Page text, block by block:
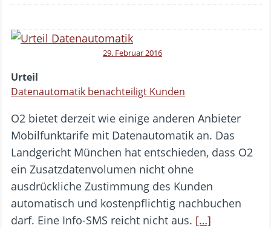
29. Februar 2016
Urteil
Datenautomatik benachteiligt Kunden
O2 bietet derzeit wie einige anderen Anbieter
Mobilfunktarife mit Datenautomatik an. Das
Landgericht München hat entschieden, dass O2
ein Zusatzdatenvolumen nicht ohne
ausdrückliche Zustimmung des Kunden
automatisch und kostenpflichtig nachbuchen
darf. Eine Info-SMS reicht nicht aus. […]